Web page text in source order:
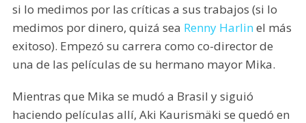
si lo medimos por las críticas a sus trabajos (si lo
medimos por dinero, quizá sea Renny Harlinel más
exitoso). Empezó su carrera como co-director de
una de las películas de su hermano mayor Mika.
Mientras que Mika se mudó a Brasil y siguió
haciendo películas allí, Aki Kaurismäki se quedó en